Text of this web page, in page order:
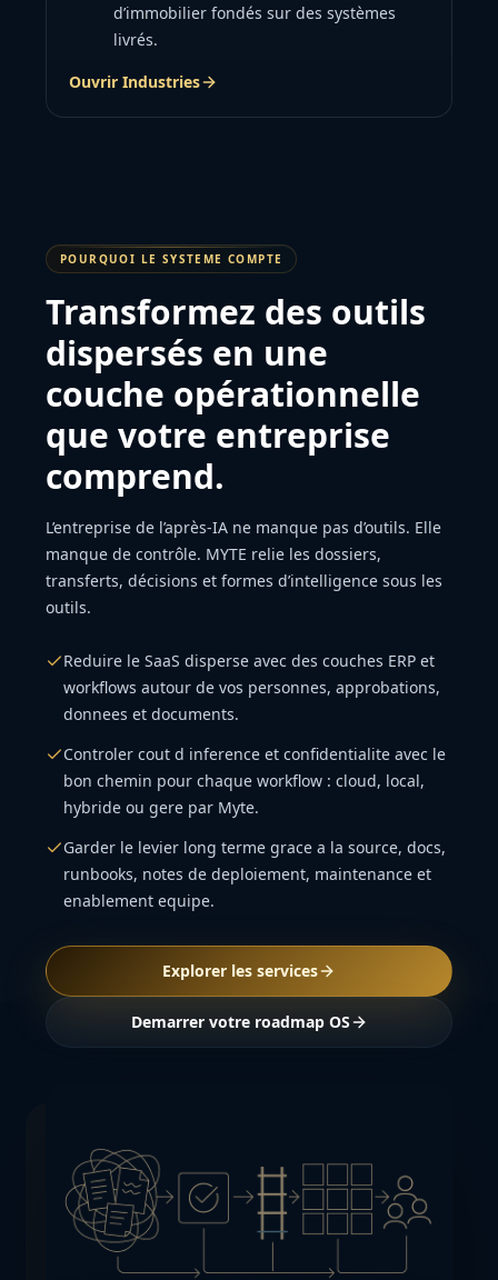
d’immobilier fondés sur des systèmes
livrés.
Ouvrir Industries
POURQUOI LE SYSTEME COMPTE
Transformez des outils
dispersés en une
couche opérationnelle
que votre entreprise
comprend.
L’entreprise de l’après-IA ne manque pas d’outils. Elle
manque de contrôle. MYTE relie les dossiers,
transferts, décisions et formes d’intelligence sous les
outils.
Reduire le SaaS disperse avec des couches ERP et
workflows autour de vos personnes, approbations,
donnees et documents.
Controler cout d inference et confidentialite avec le
bon chemin pour chaque workflow : cloud, local,
hybride ou gere par Myte.
Garder le levier long terme grace a la source, docs,
runbooks, notes de deploiement, maintenance et
enablement equipe.
Explorer les services
Demarrer votre roadmap OS